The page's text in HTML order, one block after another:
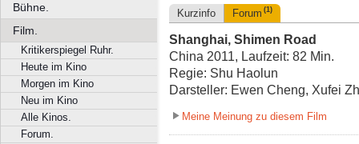
Bühne.
Film.
Kritikerspiegel Ruhr.
Heute im Kino
Morgen im Kino
Neu im Kino
Alle Kinos.
Forum.
Kurzinfo Forum (1)
Shanghai, Shimen Road
China 2011, Laufzeit: 82 Min.
Regie: Shu Haolun
Darsteller: Ewen Cheng, Xufei
Meine Meinung zu diesem Film